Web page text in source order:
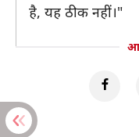
है, यह ठीक नहीं।"